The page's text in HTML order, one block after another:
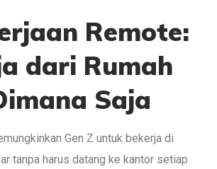
Remote:
dari Rumah
Saja
Gen Z untuk bekerja di
tanpa harus datang ke kantor setiap